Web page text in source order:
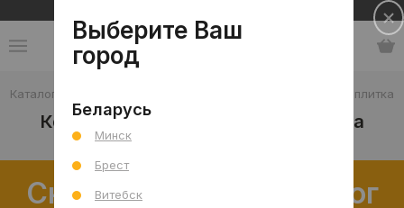
Каталог Керамическая плитка
Керамическая плитка для кухни на
Скачать полный каталог
Выберите Ваш
город
Беларусь
Минск
Брест
Витебск